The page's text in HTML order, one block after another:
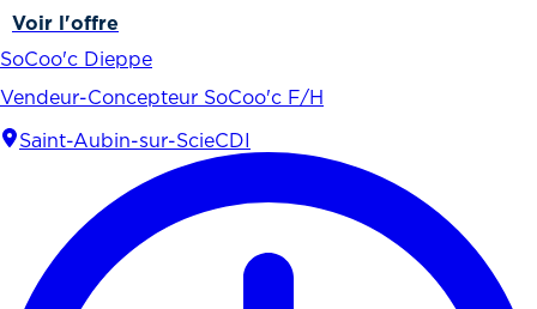
Voir l'offre
SoCoo'c Dieppe
Vendeur-Concepteur SoCoo'c F/H
Saint-Aubin-sur-ScieCDI